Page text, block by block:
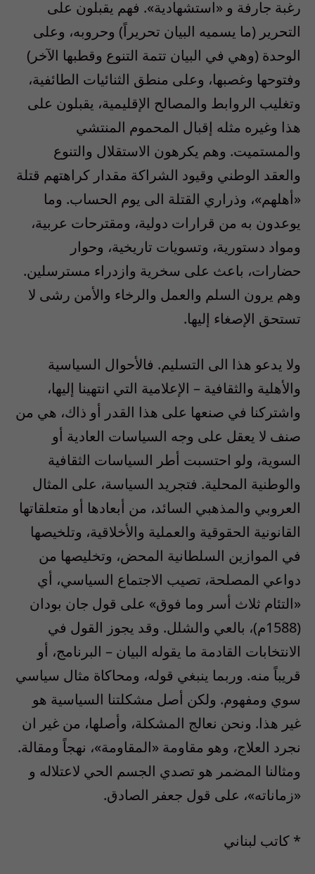
رغبة جارفة و «استشهادية». فهم يقبلون على
التحرير (ما يسميه البيان تحريراً) وحروبه، وعلى
الوحدة (وهي في البيان تتمة التنوع وقطبها الآخر)
وفتوحها وغصبها، وعلى منطق الثنائيات الطائفية،
وتغليب الروابط والمصالح الإقليمية، يقبلون على
هذا وغيره مثله إقبال المحموم المنتشي
والمستميت. وهم يكرهون الاستقلال والتنوع
والعقد الوطني وقيود الشراكة مقدار كراهتهم قتلة
«أهلهم»، وذراري القتلة الى يوم الحساب. وما
يوعدون به من قرارات دولية، ومقترحات عربية،
ومواد دستورية، وتسويات تاريخية، وحوار
حضارات، باعث على سخرية وازدراء مسترسلين.
وهم يرون السلم والعمل والرخاء والأمن رشى لا
تستحق الإصغاء إليها.
ولا يدعو هذا الى التسليم. فالأحوال السياسية
والأهلية والثقافية – الإعلامية التي انتهينا إليها،
واشتركنا في صنعها على هذا القدر أو ذاك، هي من
صنف لا يعقل على وجه السياسات العادية أو
السوية، ولو احتسبت أطر السياسات الثقافية
والوطنية المحلية. فتجريد السياسة، على المثال
العروبي والمذهبي السائد، من أبعادها أو متعلقاتها
القانونية الحقوقية والعملية والأخلاقية، وتلخيصها
في الموازين السلطانية المحض، وتخليصها من
دواعي المصلحة، تصيب الاجتماع السياسي، أي
«التئام ثلاث أسر وما فوق» على قول جان بودان
(1588م)، بالعي والشلل. وقد يجوز القول في
الانتخابات القادمة ما يقوله البيان – البرنامج، أو
قريباً منه. وربما ينبغي قوله، ومحاكاة مثال سياسي
سوي ومفهوم. ولكن أصل مشكلتنا السياسية هو
غير هذا. ونحن نعالج المشكلة، وأصلها، من غير ان
نجرد العلاج، وهو مقاومة «المقاومة»، نهجاً ومقالة.
ومثالنا المضمر هو تصدي الجسم الحي لاعتلاله و
«زماناته»، على قول جعفر الصادق.
* كاتب لبناني